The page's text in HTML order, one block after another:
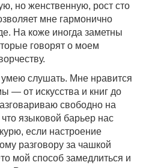
но женственную, рост сто
мне гармонично
На коже иногда заметны
говорят о моем
умею слушать. Мне нравится
— от искусства и книг до
свободно на
языковой барьер нас
если настроение
разговору за чашкой
мой способ замедлиться и